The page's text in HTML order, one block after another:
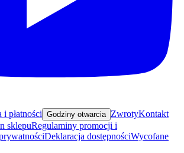
i płatności Godziny otwarcia ZwrotyKontakt
sklepuRegulaminy promocji i
Deklaracja dostępnościWycofane